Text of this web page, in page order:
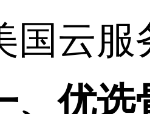
服务
优选